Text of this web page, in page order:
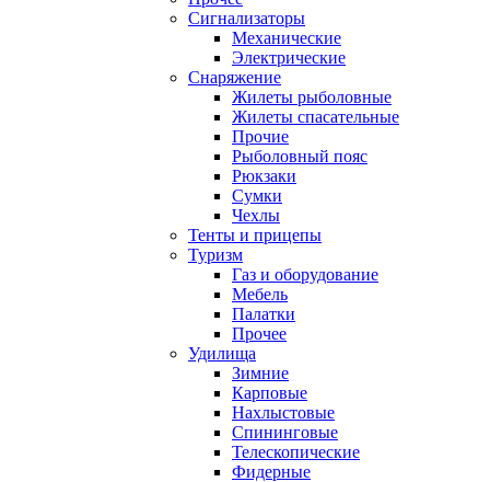
Сигнализаторы
Механические
Электрические
Снаряжение
Жилеты рыболовные
Жилеты спасательные
Прочие
Рыболовный пояс
Рюкзаки
Сумки
Чехлы
Тенты и прицепы
Туризм
Газ и оборудование
Мебель
Палатки
Прочее
Удилища
Зимние
Карповые
Нахлыстовые
Спининговые
Телескопические
Фидерные